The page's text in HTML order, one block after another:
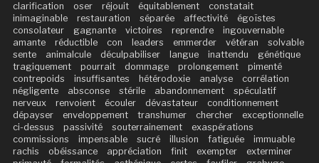
clarification oser réjouit équitablement
constatait
inimaginable
restauration séparée affectivité
égoïstes
consolateur
gagnante victoires reprendre
ingouvernable
amante
réductible con leaders emmerder vétéran
solvable
sente
animalcule déculpabiliser langue inattendu
génétique
tragiquement
pourrait dommage prolongement
pimenté
contrepoids
insuffisantes hétérodoxie analyse
corrélation
négligente
absconse stérile abandonnement
spéculatif
nerveux
renvoient écouler dévastateur
conditionnement
dépayser
enveloppement transhumer chercher
exceptionnelle
ci-dessus
passivité souterrainement
exaspérations
commissions
impensable sucré illusion fatiguée
immuable
rachis
obéissance appréciation finit exempter
exterminer